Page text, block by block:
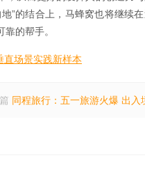
”的结合上，马蜂窝也将继续
的帮手。
直场景实践新样本
同程旅行：五一旅游火爆 出入